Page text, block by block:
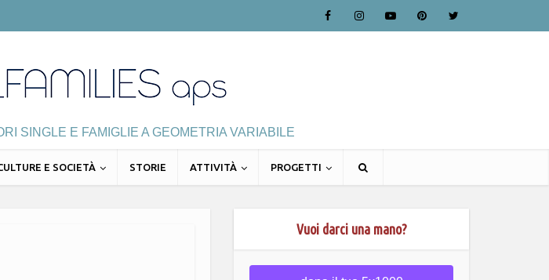
SINGLE E FAMIGLIE A GEOMETRIA VARIABILE
E SOCIETÀ STORIE ATTIVITÀ PROGETTI
Vuoi darci una mano?